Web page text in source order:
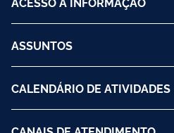
ASSUNTOS
CALENDÁRIO DE ATIVIDADES